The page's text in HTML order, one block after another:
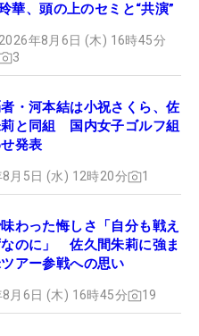
華、頭の上のセミと“共演”
2026年8月6日 (木) 16時45分
3
・河本結は小祝さくら、佐
と同組 国内女子ゴルフ組
発表
月5日 (水) 12時20分 1
わった悔しさ「自分も戦え
のに」 佐久間朱莉に強ま
アー参戦への思い
月6日 (木) 16時45分 19